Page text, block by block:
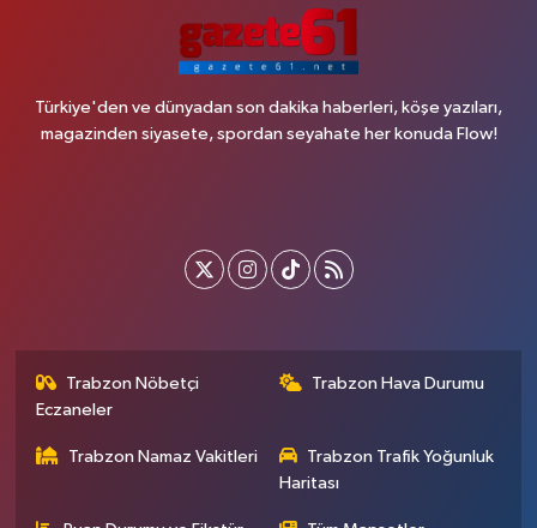
Türkiye'den ve dünyadan son dakika haberleri, köşe yazıları,
magazinden siyasete, spordan seyahate her konuda Flow!
Trabzon Nöbetçi
Eczaneler
Trabzon Hava Durumu
Trabzon Namaz Vakitleri
Trabzon Trafik Yoğunluk
Haritası